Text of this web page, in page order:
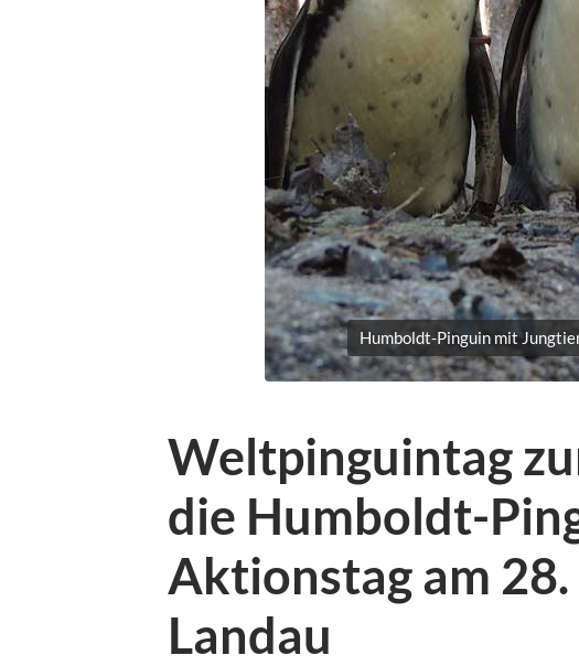
Humboldt-Pinguin mit
Weltpinguintag
die Humboldt-
Aktionstag am
Landau